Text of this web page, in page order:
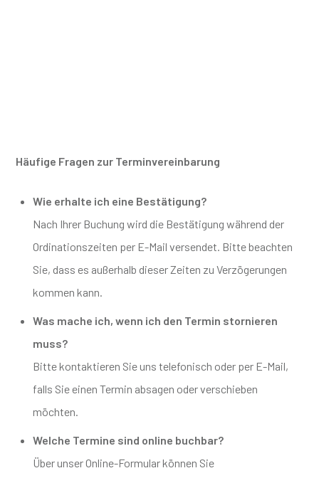
Häufige Fragen zur Terminvereinbarung
Wie erhalte ich eine Bestätigung?
Nach Ihrer Buchung wird die Bestätigung während der
Ordinationszeiten per E-Mail versendet. Bitte beachten
Sie, dass es außerhalb dieser Zeiten zu Verzögerungen
kommen kann.
Was mache ich, wenn ich den Termin stornieren
muss?
Bitte kontaktieren Sie uns telefonisch oder per E-Mail,
falls Sie einen Termin absagen oder verschieben
möchten.
Welche Termine sind online buchbar?
Über unser Online-Formular können Sie